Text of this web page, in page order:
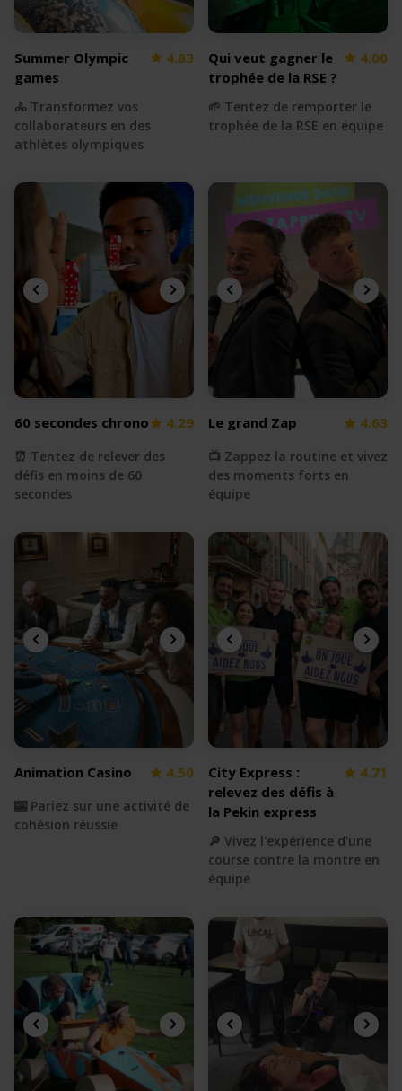
Summer Olympic
games
4.83
🚴 Transformez vos
collaborateurs en des
athlètes olympiques
Qui veut gagner le
trophée de la RSE ?
4.00
🌱 Tentez de remporter le
trophée de la RSE en équipe
60 secondes chrono 4.29
⏰ Tentez de relever des
défis en moins de 60
secondes
Le grand Zap 4.63
📺 Zappez la routine et vivez
des moments forts en
équipe
Animation Casino 4.50
🎰 Pariez sur une activité de
cohésion réussie
City Express :
relevez des défis à
la Pekin express
4.71
🔎 Vivez l'expérience d'une
course contre la montre en
équipe